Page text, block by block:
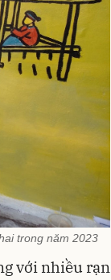
trong năm 2023
với nhiều rạn